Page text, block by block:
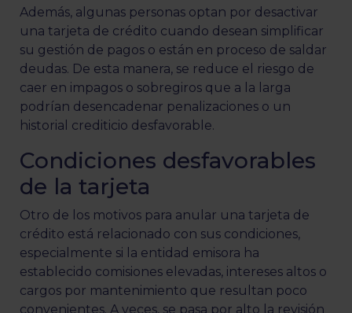
Además, algunas personas optan por desactivar
una tarjeta de crédito cuando desean simplificar
su gestión de pagos o están en proceso de saldar
deudas. De esta manera, se reduce el riesgo de
caer en impagos o sobregiros que a la larga
podrían desencadenar penalizaciones o un
historial crediticio desfavorable.
Condiciones desfavorables
de la tarjeta
Otro de los motivos para anular una tarjeta de
crédito está relacionado con sus condiciones,
especialmente si la entidad emisora ha
establecido comisiones elevadas, intereses altos o
cargos por mantenimiento que resultan poco
convenientes. A veces, se pasa por alto la revisión